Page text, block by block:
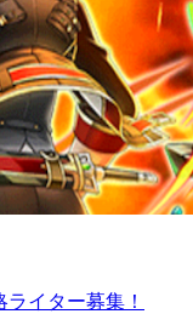
イター募集！